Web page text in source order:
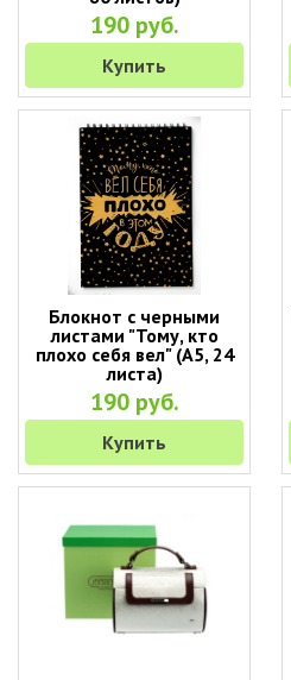
190 руб.
Купить
Блокнот с черными
листами "Тому, кто
плохо себя вел" (А5, 24
листа)
190 руб.
Купить